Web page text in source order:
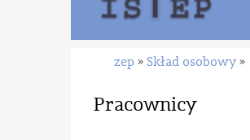
zep » Skład osobowy »
Pracownicy